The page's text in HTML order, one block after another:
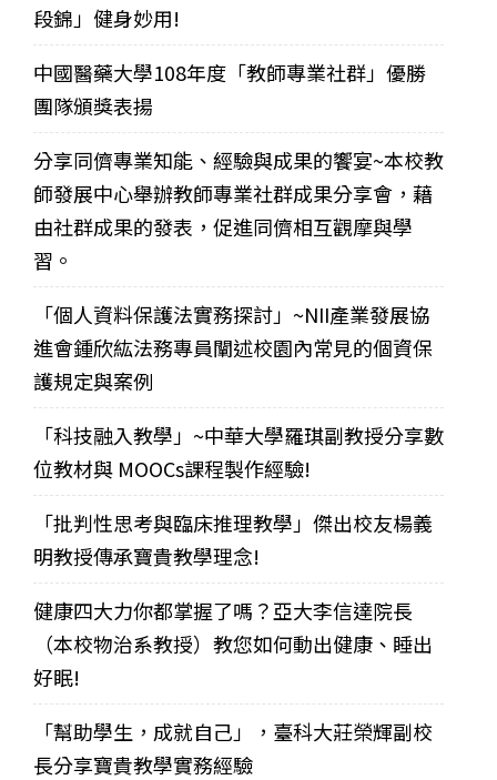
段錦」健身妙用!
中國醫藥大學108年度「教師專業社群」優勝
團隊頒獎表揚
分享同儕專業知能、經驗與成果的饗宴~本校教
師發展中心舉辦教師專業社群成果分享會，藉
由社群成果的發表，促進同儕相互觀摩與學
習。
「個人資料保護法實務探討」~NII產業發展協
進會鍾欣紘法務專員闡述校園內常見的個資保
護規定與案例
「科技融入教學」~中華大學羅琪副教授分享數
位教材與 MOOCs課程製作經驗!
「批判性思考與臨床推理教學」傑出校友楊義
明教授傳承寶貴教學理念!
健康四大力你都掌握了嗎？亞大李信達院長
（本校物治系教授）教您如何動出健康、睡出
好眠!
「幫助學生，成就自己」，臺科大莊榮輝副校
長分享寶貴教學實務經驗